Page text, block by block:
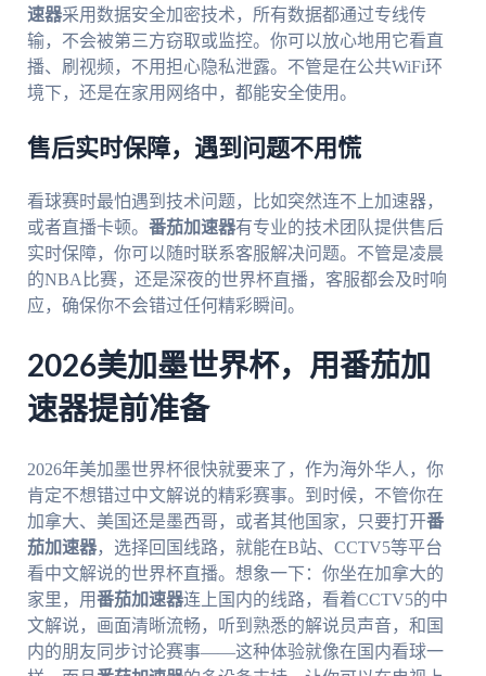
速器采用数据安全加密技术，所有数据都通过专线传
输，不会被第三方窃取或监控。你可以放心地用它看直
播、刷视频，不用担心隐私泄露。不管是在公共WiFi环
境下，还是在家用网络中，都能安全使用。
售后实时保障，遇到问题不用慌
看球赛时最怕遇到技术问题，比如突然连不上加速器，
或者直播卡顿。 番茄加速器有专业的技术团队提供售后
实时保障，你可以随时联系客服解决问题。不管是凌晨
的NBA比赛，还是深夜的世界杯直播，客服都会及时响
应，确保你不会错过任何精彩瞬间。
2026美加墨世界杯，用番茄加
速器提前准备
2026年美加墨世界杯很快就要来了，作为海外华人，你
肯定不想错过中文解说的精彩赛事。到时候，不管你在
加拿大、美国还是墨西哥，或者其他国家，只要打开番
茄加速器，选择回国线路，就能在B站、CCTV5等平台
看中文解说的世界杯直播。想象一下：你坐在加拿大的
家里，用番茄加速器连上国内的线路，看着CCTV5的中
文解说，画面清晰流畅，听到熟悉的解说员声音，和国
内的朋友同步讨论赛事——这种体验就像在国内看球一